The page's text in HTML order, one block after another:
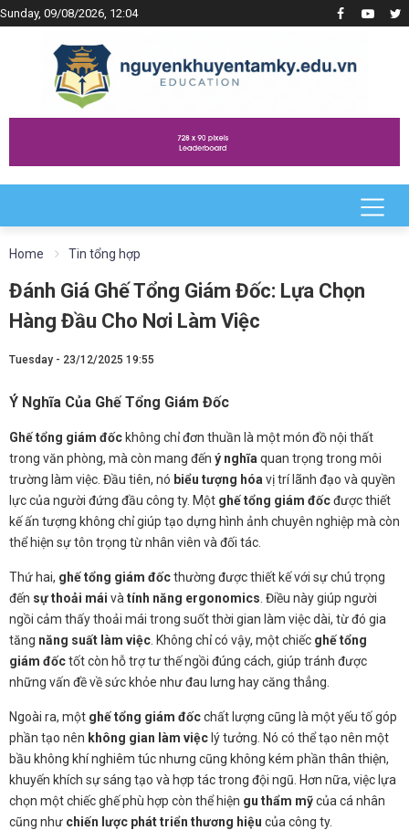
Sunday, 09/08/2026, 12:04
Home Tin tổng hợp
Đánh Giá Ghế Tổng Giám Đốc: Lựa Chọn
Hàng Đầu Cho Nơi Làm Việc
Tuesday - 23/12/2025 19:55
Ý Nghĩa Của Ghế Tổng Giám Đốc
Ghế tổng giám đốc không chỉ đơn thuần là một món đồ nội thất
trong văn phòng, mà còn mang đến ý nghĩa quan trọng trong môi
trường làm việc. Đầu tiên, nó biểu tượng hóa vị trí lãnh đạo và quyền
lực của người đứng đầu công ty. Một ghế tổng giám đốcđược thiết
kế ấn tượng không chỉ giúp tạo dựng hình ảnh chuyên nghiệp mà còn
thể hiện sự tôn trọng từ nhân viên và đối tác.
Thứ hai, ghế tổng giám đốcthường được thiết kế với sự chú trọng
đến sự thoải mái và tính năng ergonomics . Điều này giúp người
ngồi cảm thấy thoải mái trong suốt thời gian làm việc dài, từ đó gia
tăng năng suất làm việc . Không chỉ có vậy, một chiếc ghế tổng
giám đốctốt còn hỗ trợ tư thế ngồi đúng cách, giúp tránh được
những vấn đề về sức khỏe như đau lưng hay căng thẳng.
Ngoài ra, một ghế tổng giám đốcchất lượng cũng là một yếu tố góp
phần tạo nên không gian làm việc lý tưởng. Nó có thể tạo nên một
bầu không khí nghiêm túc nhưng cũng không kém phần thân thiện,
khuyến khích sự sáng tạo và hợp tác trong đội ngũ. Hơn nữa, việc lựa
chọn một chiếc ghế phù hợp còn thể hiện gu thẩm mỹcủa cá nhân
cũng như chiến lược phát triển thương hiệu của công ty.